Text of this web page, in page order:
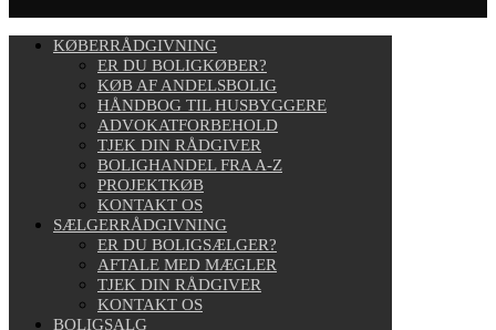
KØBERRÅDGIVNING
ER DU BOLIGKØBER?
KØB AF ANDELSBOLIG
HÅNDBOG TIL HUSBYGGERE
ADVOKATFORBEHOLD
TJEK DIN RÅDGIVER
BOLIGHANDEL FRA A-Z
PROJEKTKØB
KONTAKT OS
SÆLGERRÅDGIVNING
ER DU BOLIGSÆLGER?
AFTALE MED MÆGLER
TJEK DIN RÅDGIVER
KONTAKT OS
BOLIGSALG